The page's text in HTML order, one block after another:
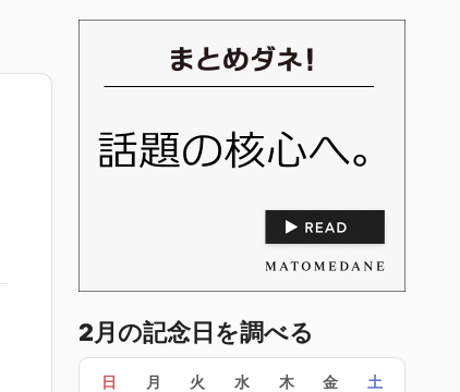
2月の記念日を調べる
日 月 火 水 木 金 土